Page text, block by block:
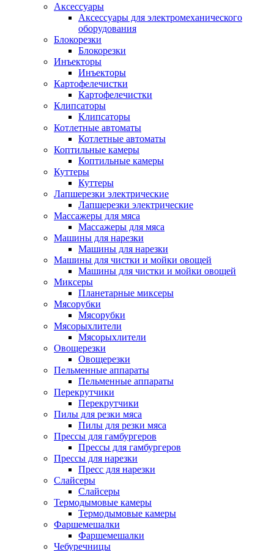
Аксессуары
Аксессуары для электромеханического
оборудования
Блокорезки
Блокорезки
Инъекторы
Инъекторы
Картофелечистки
Картофелечистки
Клипсаторы
Клипсаторы
Котлетные автоматы
Котлетные автоматы
Коптильные камеры
Коптильные камеры
Куттеры
Куттеры
Лапшерезки электрические
Лапшерезки электрические
Массажеры для мяса
Массажеры для мяса
Машины для нарезки
Машины для нарезки
Машины для чистки и мойки овощей
Машины для чистки и мойки овощей
Миксеры
Планетарные миксеры
Мясорубки
Мясорубки
Мясорыхлители
Мясорыхлители
Овощерезки
Овощерезки
Пельменные аппараты
Пельменные аппараты
Перекрутчики
Перекрутчики
Пилы для резки мяса
Пилы для резки мяса
Прессы для гамбургеров
Прессы для гамбургеров
Прессы для нарезки
Пресс для нарезки
Слайсеры
Слайсеры
Термодымовые камеры
Термодымовые камеры
Фаршемешалки
Фаршемешалки
Чебуречницы